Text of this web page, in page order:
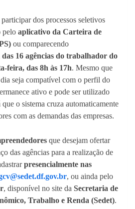
dos processos seletivos
pelo aplicativo da Carteira de
ou comparecendo
das 16 agências do trabalhador do
feira, das 8h às 17h. Mesmo que
seja compatível com o perfil do
ativo e pode ser utilizado
que o sistema cruza automaticamente
com as demandas das empresas.
que desejam ofertar
das agências para a realização de
presencialmente nas
, ou ainda pelo
, disponível no site da Secretaria de
Trabalho e Renda (Sedet).